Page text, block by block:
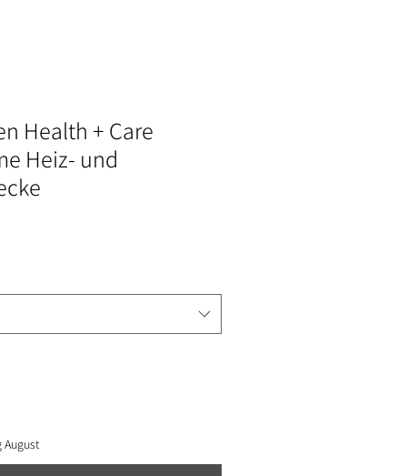
Health + Care
Heiz- und
August